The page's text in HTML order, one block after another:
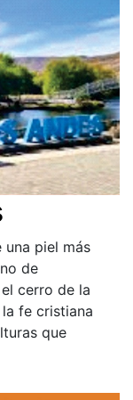
una piel más
de
cerro de la
fe cristiana
que